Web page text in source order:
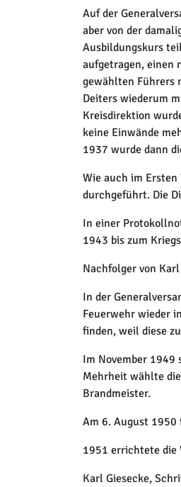
Auf der
aber von der
Ausbildungskurs
aufgetragen, einen
gewählten Führers
Deiters wiederum
Kreisdirektion
keine Einwände
1937 wurde dann
Wie auch im
durchgeführt. Die
In einer
1943 bis zum
Nachfolger von
In der
Feuerwehr wieder
finden, weil diese
Im November
Mehrheit wählte
Brandmeister.
Am 6. August 1950
1951 errichtete die
Karl Giesecke,